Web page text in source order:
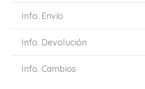
Info. Envío
Info. Devolución
Info. Cambios